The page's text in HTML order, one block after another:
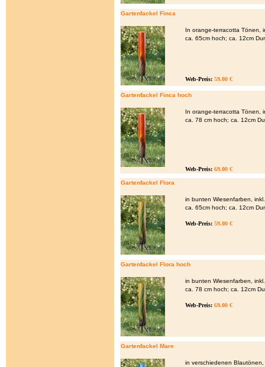
Gartenfackel Finca
In orange-terracotta Tönen,
ca. 65cm hoch; ca. 12cm
Web-Preis: 59.00 €
Gartenfackel Finca hoch
In orange-terracotta Tönen,
ca. 78 cm hoch; ca. 12cm
Web-Preis: 69.00 €
Gartenfackel Flora
in bunten Wiesenfarben,
ca. 65cm hoch; ca. 12cm
Web-Preis: 59.00 €
Gartenfackel Flora hoch
in bunten Wiesenfarben,
ca. 78 cm hoch; ca. 12cm
Web-Preis: 69.00 €
Gartenfackel Mare
in verschiedenen